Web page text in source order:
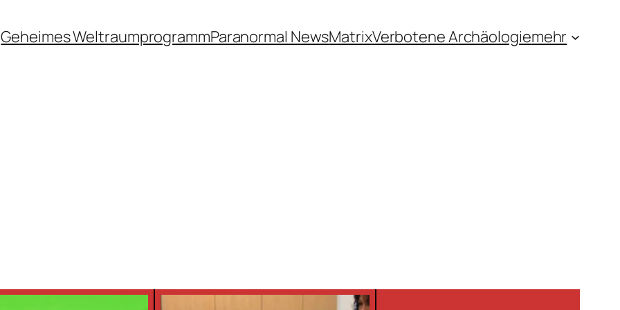
Geheimes WeltraumprogrammParanormal NewsMatrixVerbotene Archäologiemehr